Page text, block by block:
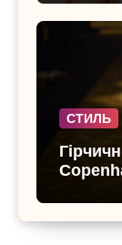
СТИЛЬ
осінь